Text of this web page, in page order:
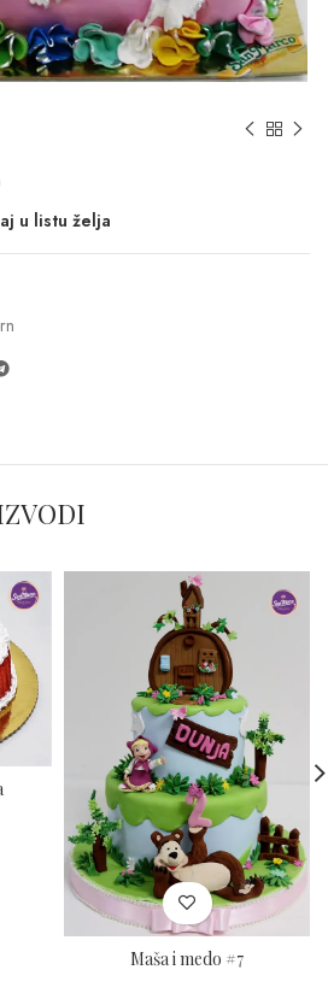
u listu želja
Maša i medo #7